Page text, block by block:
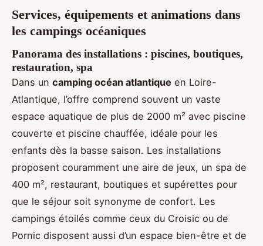
Services, équipements et animations dans
les campings océaniques
Panorama des installations : piscines, boutiques,
restauration, spa
Dans un camping océan atlantique en Loire-
Atlantique, l’offre comprend souvent un vaste
espace aquatique de plus de 2000 m² avec piscine
couverte et piscine chauffée, idéale pour les
enfants dès la basse saison. Les installations
proposent couramment une aire de jeux, un spa de
400 m², restaurant, boutiques et supérettes pour
que le séjour soit synonyme de confort. Les
campings étoilés comme ceux du Croisic ou de
Pornic disposent aussi d’un espace bien-être et de